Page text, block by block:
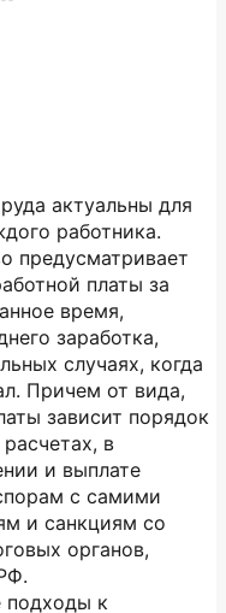
актуальны для
работника.
предусматривает
платы за
время,
заработка,
случаях, когда
Причем от вида,
зависит порядок
в
и выплате
с самими
и санкциям со
органов,
подходы к